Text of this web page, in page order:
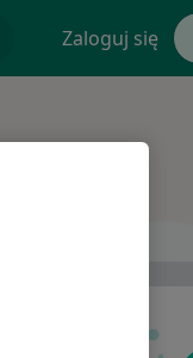
Zaloguj się